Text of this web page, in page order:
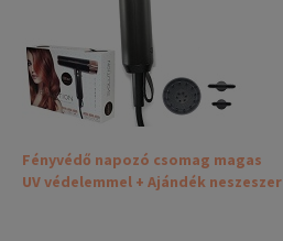
Fényvédő napozó csomag magas
UV védelemmel + Ajándék neszeszer